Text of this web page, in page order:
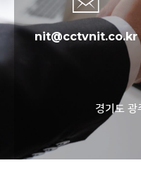
nit@cctvnit.co.kr
경기도